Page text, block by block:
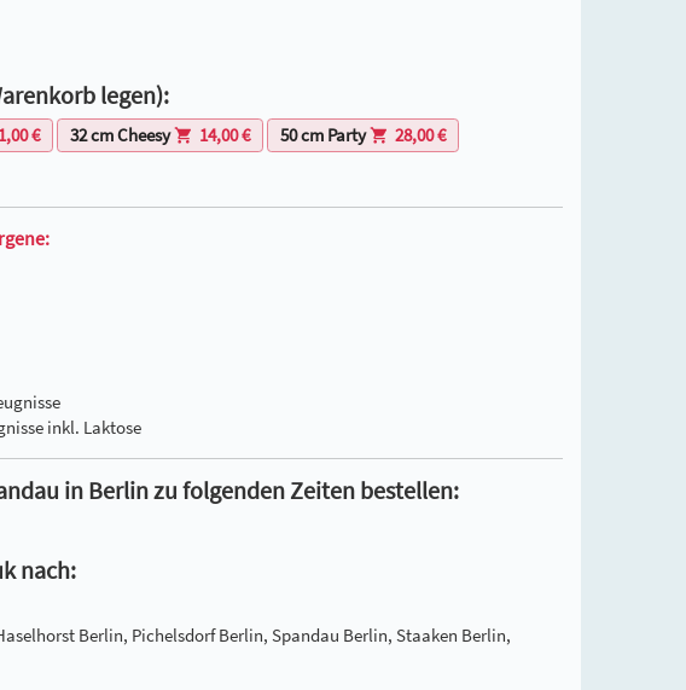
legen):
€ 32 cm Cheesy 14,00 € 50 cm Party 28,00 €
inkl. Laktose
in Berlin zu folgenden Zeiten bestellen:
nach:
Berlin, Pichelsdorf Berlin, Spandau Berlin, Staaken Berlin,